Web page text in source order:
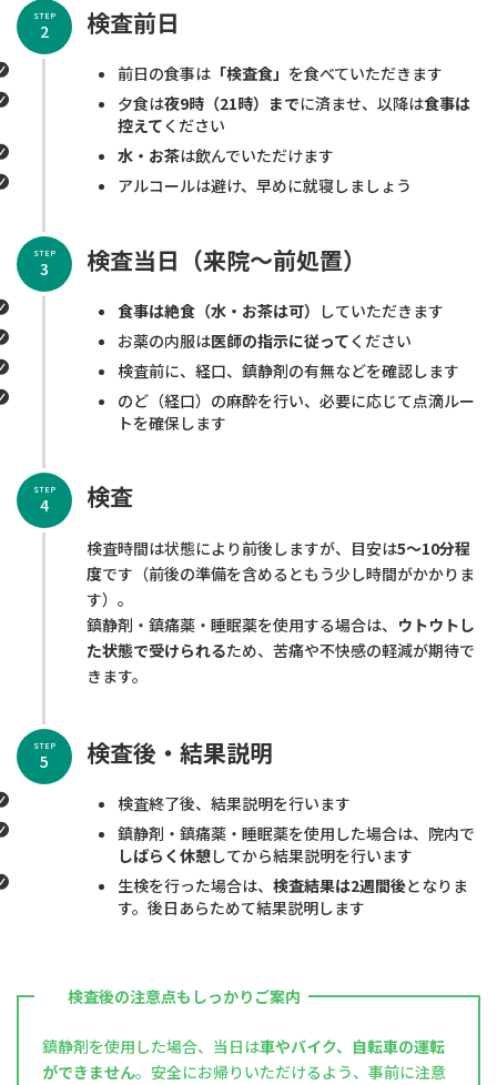
検査前日
前日の食事は 「検査食」 を食べていただきます
夕食は夜9時（21時）までに済ませ、以降は食事は
控えてください
水・お茶は飲んでいただけます
アルコールは避け、早めに就寝しましょう
STEP
2
検査当日（来院〜前処置）
食事は絶食（水・お茶は可） していただきます
お薬の内服は医師の指示に従ってください
検査前に、経口、鎮静剤の有無などを確認します
のど（経口）の麻酔を行い、必要に応じて点滴ルー
トを確保します
STEP
3
検査
検査時間は状態により前後しますが、目安は5〜10分程
度です（前後の準備を含めるともう少し時間がかかりま
す）。
鎮静剤・鎮痛薬・睡眠薬を使用する場合は、 ウトウトし
た状態で受けられるため、苦痛や不快感の軽減が期待で
きます。
STEP
4
検査後・結果説明
検査終了後、結果説明を行います
鎮静剤・鎮痛薬・睡眠薬を使用した場合は、院内で
しばらく休憩してから結果説明を行います
生検を行った場合は、 検査結果は2週間後となりま
す。後日あらためて結果説明します
STEP
5
検査後の注意点もしっかりご案内
鎮静剤を使用した場合、当日は車やバイク、自転車の運転
ができません。安全にお帰りいただけるよう、事前に注意